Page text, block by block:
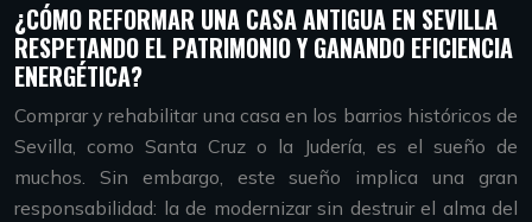
¿CÓMO REFORMAR UNA CASA ANTIGUA EN SEVILLA
RESPETANDO EL PATRIMONIO Y GANANDO EFICIENCIA
ENERGÉTICA?
Comprar y rehabilitar una casa en los barrios históricos de
Sevilla, como Santa Cruz o la Judería, es el sueño de
muchos. Sin embargo, este sueño implica una gran
responsabilidad: la de modernizar sin destruir el alma del